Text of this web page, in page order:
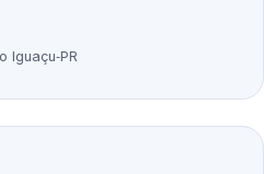
Iguaçu‑PR